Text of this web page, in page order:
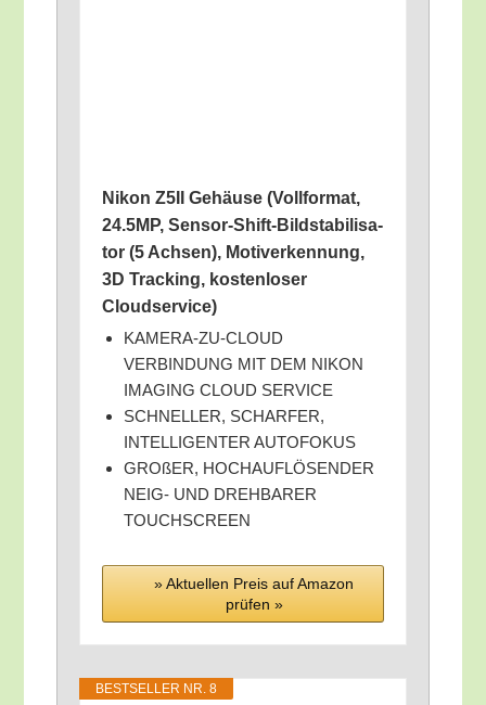
Nikon Z5II Gehäu­se (Voll­for­mat,
24.5MP, Sen­sor-Shift-Bild­sta­bi­li­sa­
tor (5 Ach­sen), Motiv­erken­nung,
3D Track­ing, kos­ten­lo­ser
Cloudservice)
KAMERA-ZU-CLOUD
VERBINDUNG MIT DEM NIKON
IMAGING CLOUD SERVICE
SCHNELLER, SCHARFER,
INTELLIGENTER AUTOFOKUS
GRO­ßER, HOCHAUFLÖSENDER
NEIG- UND DREHBARER
TOUCHSCREEN
» Aktu­el­len Preis auf Ama­zon
prü­fen »
BEST­SEL­LER NR. 8